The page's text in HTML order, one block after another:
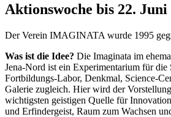
Aktionswoche bis 22. Juni
Der Verein IMAGINATA wurde 1995
Was ist die Idee? Die Imaginata im
Jena-Nord ist ein Experimentarium für die
Fortbildungs-Labor, Denkmal, Science-
Galerie zugleich. Hier wird der
wichtigsten geistigen Quelle für
und Erfindergeist, Raum zum Wachsen